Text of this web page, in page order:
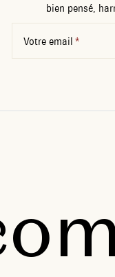
bien pensé,
Votre email